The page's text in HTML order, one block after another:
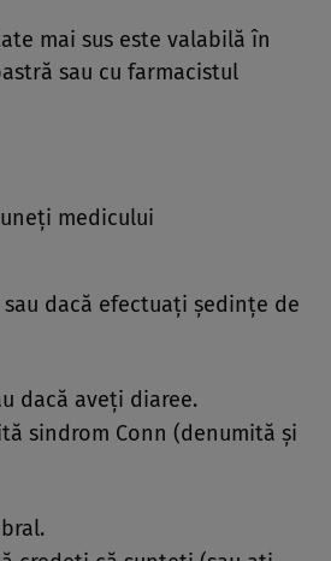
mai sus este valabilă în
sau cu farmacistul
medicului
dacă efectuaţi şedinţe de
dacă aveţi diaree.
sindrom Conn (denumită şi